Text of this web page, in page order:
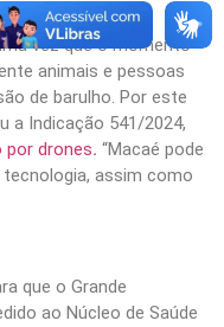
também de
vez que o momento
animais e pessoas
de barulho. Por este
a Indicação 541/2024,
drones. “Macaé pode
assim como
que o Grande
ao Núcleo de Saúde